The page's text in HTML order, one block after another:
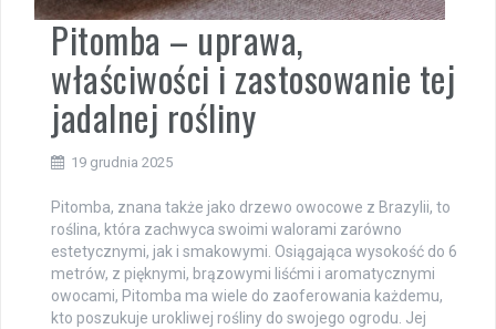
Pitomba – uprawa,
właściwości i zastosowanie tej
jadalnej rośliny
19 grudnia 2025
Pitomba, znana także jako drzewo owocowe z Brazylii, to
roślina, która zachwyca swoimi walorami zarówno
estetycznymi, jak i smakowymi. Osiągająca wysokość do 6
metrów, z pięknymi, brązowymi liśćmi i aromatycznymi
owocami, Pitomba ma wiele do zaoferowania każdemu,
kto poszukuje urokliwej rośliny do swojego ogrodu. Jej